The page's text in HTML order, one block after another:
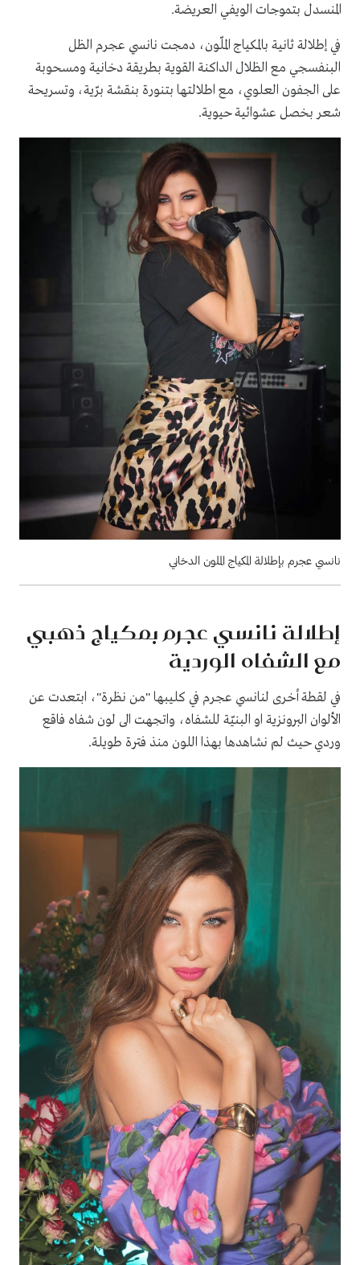
المنسدل بتموجات الويفي العريضة.
في إطلالة ثانية بالمكياج الملّون، دمجت نانسي عجرم الظل
البنفسجي مع الظلال الداكنة القوية بطريقة دخانية ومسحوبة
على الجفون العلوي، مع اطلالتها بتنورة بنقشة برّية، وتسريحة
شعر بخصل عشوائية حيوية.
نانسي عجرم بإطلالة المكياج الملون الدخاني
إطلالة نانسي عجرم بمكياج ذهبي
مع الشفاه الوردية
في لقطة أخرى لنانسي عجرم في كليبها "من نظرة"، ابتعدت عن
الألوان البرونزية او البنيّة للشفاه، واتجهت الى لون شفاه فاقع
وردي حيث لم نشاهدها بهذا اللون منذ فترة طويلة.